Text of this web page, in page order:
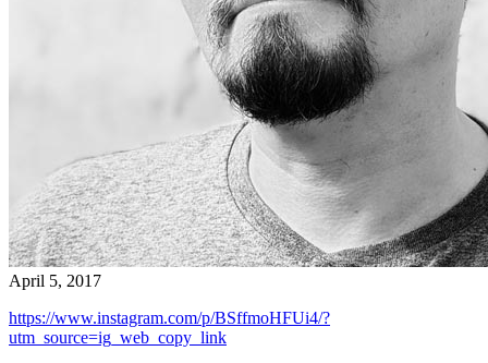
April 5, 2017
https://www.instagram.com/p/BSffmoHFUi4/?
utm_source=ig_web_copy_link